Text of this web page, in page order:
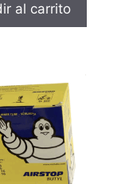
al carrito